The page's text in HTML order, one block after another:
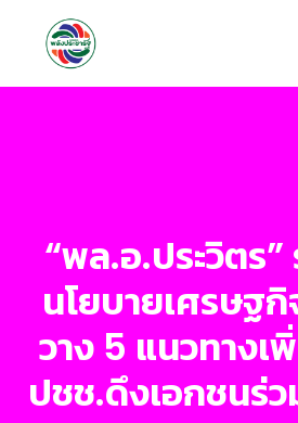
“พล.อ.ประวิตร
นโยบายเศรษฐกิ
วาง 5 แนวทางเ
ปชช.ดึงเอกชนร่